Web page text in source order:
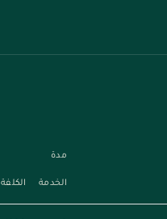
مدة
الخدمة الكلفة